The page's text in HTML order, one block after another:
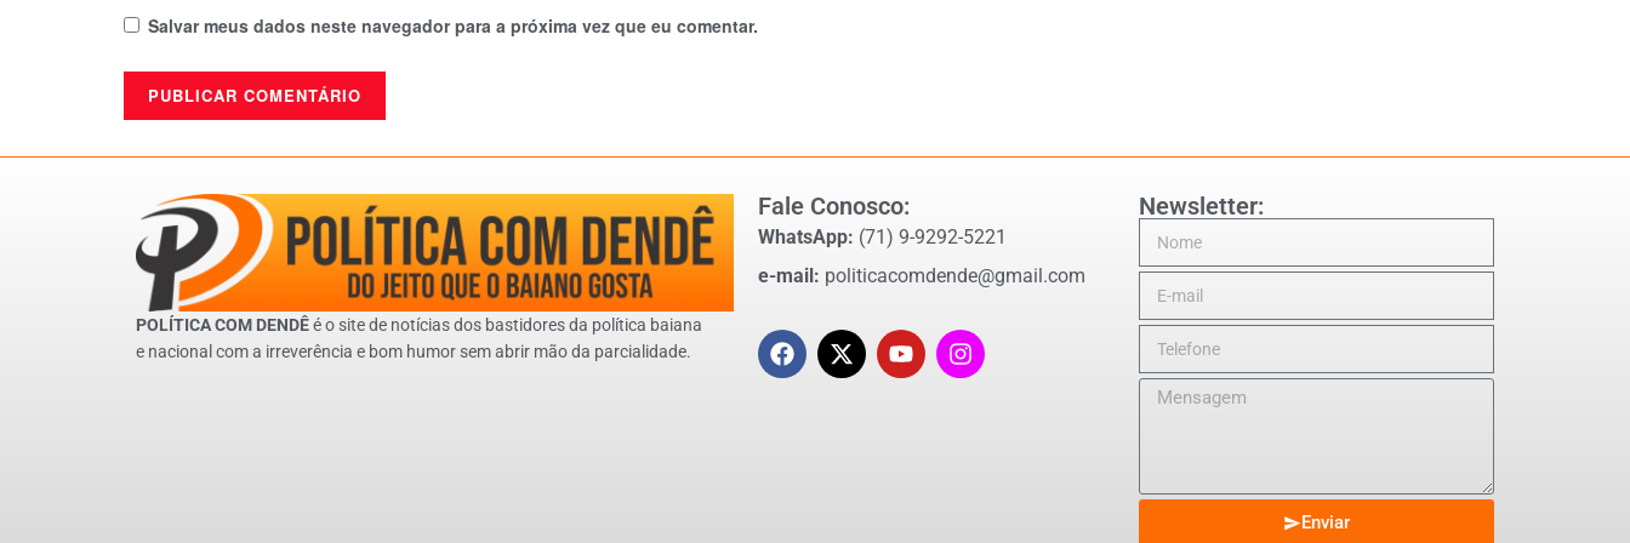
Salvar meus dados neste navegador para a próxima vez que eu comentar.
POLÍTICA COM DENDÊé o site de notícias dos bastidores da política baiana
e nacional com a irreverência e bom humor sem abrir mão da parcialidade.
Fale Conosco:
WhatsApp: (71) 9-9292-5221
e-mail: politicacomdende@gmail.com
Newsletter:
Enviar